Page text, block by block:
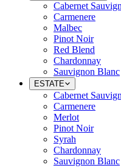
Cabernet
Carmenere
Malbec
Pinot Noir
Red Blend
Chardonnay
Sauvignon Blanc
ESTATE
Cabernet
Carmenere
Merlot
Pinot Noir
Syrah
Chardonnay
Sauvignon Blanc